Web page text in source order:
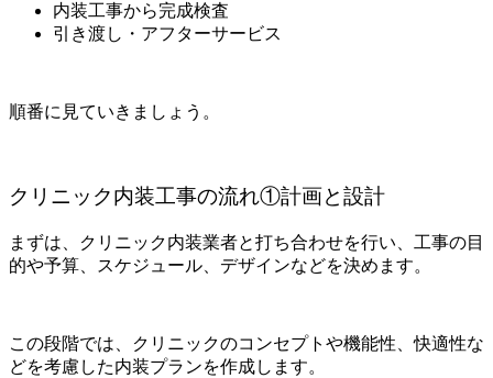
内装工事から完成検査
引き渡し・アフターサービス
順番に見ていきましょう。
クリニック内装工事の流れ①計画と設計
まずは、クリニック内装業者と打ち合わせを行い、工事の目
的や予算、スケジュール、デザインなどを決めます。
この段階では、クリニックのコンセプトや機能性、快適性な
どを考慮した内装プランを作成します。